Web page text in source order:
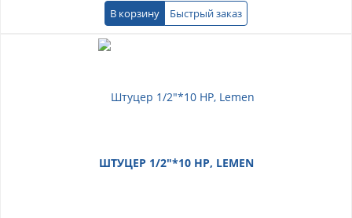
В корзину Быстрый заказ
ШТУЦЕР 1/2"*10 НР, LEMEN